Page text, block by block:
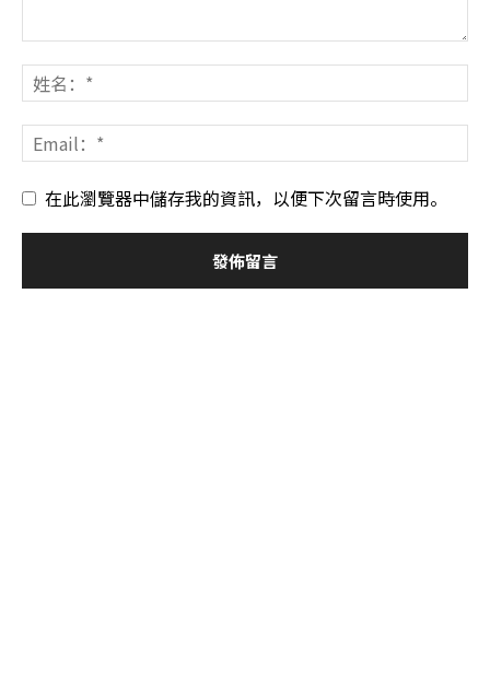
在此瀏覽器中儲存我的資訊，以便下次留言時使用。